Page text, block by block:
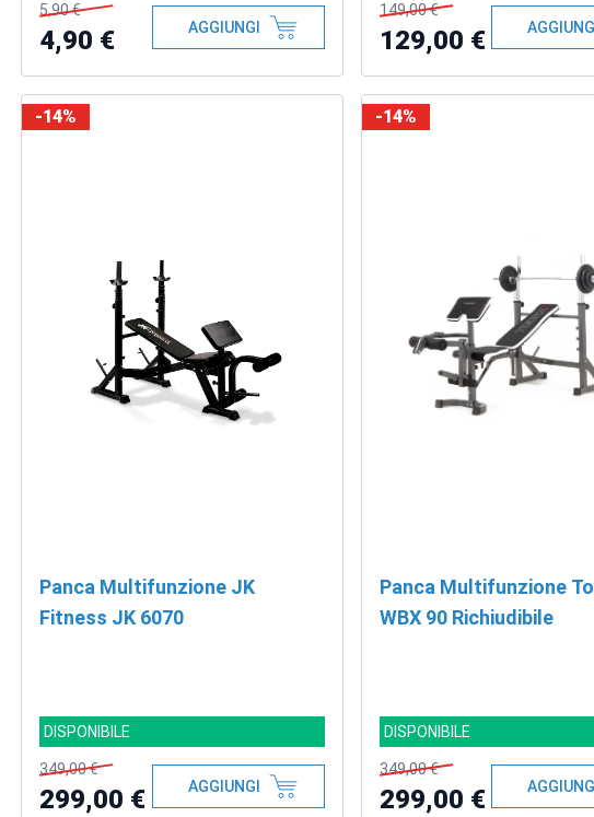
5,90 €
4,90 € AGGIUNGI
149,00 €
129,00 €
Panca Multifunzione JK
Fitness JK 6070
DISPONIBILE
-14%
349,00 €
299,00 € AGGIUNGI
Panca Multifunzione
WBX 90 Richiudibile
DISPONIBILE
-14%
349,00 €
299,00 €